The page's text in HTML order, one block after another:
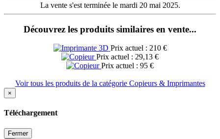
La vente s'est terminée le mardi 20 mai 2025.
Découvrez les produits similaires en vente...
Prix actuel : 210 €
Prix actuel : 29,13 €
Prix actuel : 95 €
Voir tous les produits de la catégorie Copieurs & Imprimantes
×
Téléchargement
Fermer